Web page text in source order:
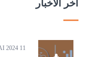
أخر الأخبار
11 MAI 2024